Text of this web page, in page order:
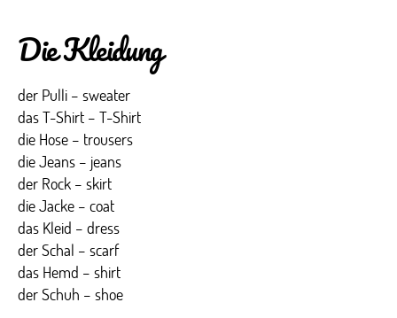
Die Kleidung
der Pulli – sweater
das T-Shirt – T-Shirt
die Hose – trousers
die Jeans – jeans
der Rock – skirt
die Jacke – coat
das Kleid – dress
der Schal – scarf
das Hemd – shirt
der Schuh – shoe